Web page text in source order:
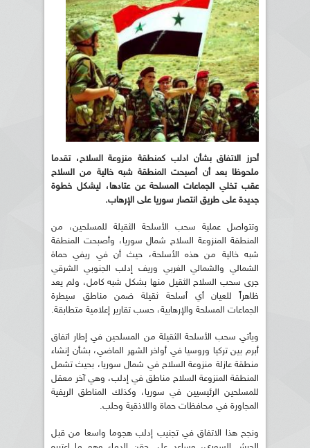
أحرز الاتفاق بشأن ادلب كمنطقة منزوعة السلاح، تقدما
ملحوظا بعد أن أصبحت المنطقة شبه خالية من السلاح
عقب تخلي الجماعات المسلحة عن عتادها، ليشكل خطوة
جديدة على طريق انتصار سوريا على الإرهاب.
وتتواصل عملية سحب الأسلحة الثقيلة للمسلحين، من
المنطقة المنزوعة السلاح شمال سوريا، وأصبحت المنطقة
شبه خالية من هذه الأسلحة، حيث أن في ريفي حماة
الشمالي والشمالي الغربي وريف إدلب الجنوبي الشرقي
جرى سحب السلاح الثقيل منها بشكل شبه كامل، ولم يعد
ظاهراً للعيان أي أسلحة ثقيلة ضمن مناطق سيطرة
الجماعات المسلحة والإرهابية، حسب تقارير إعلامية متطابقة.
ويأتي سحب الأسلحة الثقيلة من المسلحين في إطار اتفاق
أبرم بين تركيا وروسيا في أواخر الشهر الماضي، بشأن إنشاء
منطقة عازلة منزوعة السلاح في شمال سوريا، بحيث تشمل
المنطقة المنزوعة السلاح مناطق في إدلب، وهي آخر معقل
للمسلحين الرئيسيين في سوريا، وكذلك المناطق الريفية
المجاورة في محافظات حماة واللاذقية وحلب.
ونجح هذا الاتفاق في تجنيب إدلب هجوما واسعا من قبل